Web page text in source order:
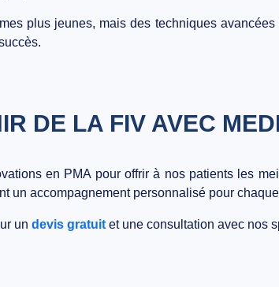
plus jeunes, mais des techniques avancées
DE LA FIV AVEC
en PMA pour offrir à nos patients les
un accompagnement personnalisé pour
un devis gratuit et une consultation avec nos